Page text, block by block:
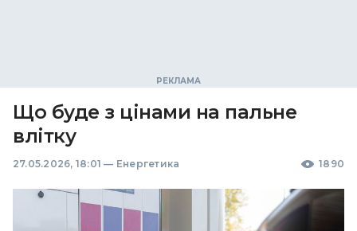
Що буде з цінами на пальне
влітку
27.05.2026, 18:01 — Енергетика 1890